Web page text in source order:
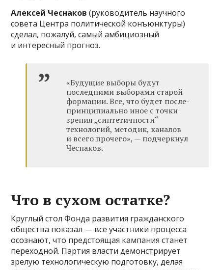
Алексей Чеснаков (руководитель научного
совета Центра политической конъюнктуры)
сделал, пожалуй, самый амбициозный
и интересный прогноз.
«Будущие выборы будут
последними выборами старой
формации. Все, что будет после-
принципиально иное с точки
зрения „синтетичности“
технологий, методик, каналов
и всего прочего», — подчеркнул
Чеснаков.
Что в сухом остатке?
Круглый стол Фонда развития гражданского
общества показал — все участники процесса
осознают, что предстоящая кампания станет
переходной. Партия власти демонстрирует
зрелую технологическую подготовку, делая